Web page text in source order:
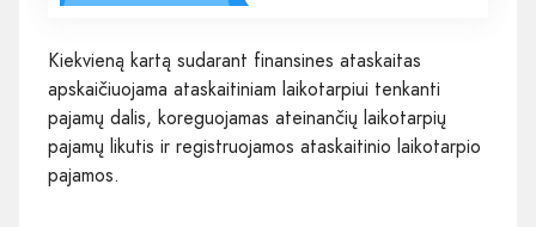
Kiekvieną kartą sudarant finansines ataskaitas
apskaičiuojama ataskaitiniam laikotarpiui tenkanti
pajamų dalis, koreguojamas ateinančių laikotarpių
pajamų likutis ir registruojamos ataskaitinio laikotarpio
pajamos.